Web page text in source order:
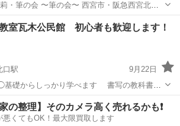
宮市・阪急西宮北口
の会」です。 初
心者やブランクのある方も安心してご参加いただけます。 一人...
北口駅 書道
室瓦木公民館 初心者も歓迎します！
口駅
9月22日
生活 に生かせます ◯持ち物無しで大丈夫で
、用意してます もちろん持参も歓迎です
北口駅 公民館
家の整理】そのカメラ高く売れるかも❗️
悪くてもOK！最大限買取します